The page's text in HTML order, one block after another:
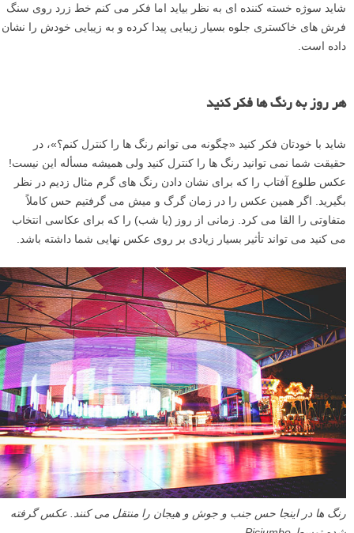
شاید سوژه خسته کننده ای به نظر بیاید اما فکر می کنم خط زرد روی سنگ
فرش های خاکستری جلوه بسیار زیبایی پیدا کرده و به زیبایی خودش را نشان
داده است.
هر روز به رنگ ها فکر کنید
شاید با خودتان فکر کنید «چگونه می توانم رنگ ها را کنترل کنم؟»، در
حقیقت شما نمی توانید رنگ ها را کنترل کنید ولی همیشه مسأله این نیست!
عکس طلوع آفتاب را که برای نشان دادن رنگ های گرم مثال زدیم در نظر
بگیرید. اگر همین عکس را در زمان گرگ و میش می گرفتیم حس کاملاً
متفاوتی را القا می کرد. زمانی از روز (یا شب) را که برای عکاسی انتخاب
می کنید می تواند تأثیر بسیار زیادی بر روی عکس نهایی شما داشته باشد.
رنگ ها در اینجا حس جنب و جوش و هیجان را منتقل می کنند. عکس گرفته